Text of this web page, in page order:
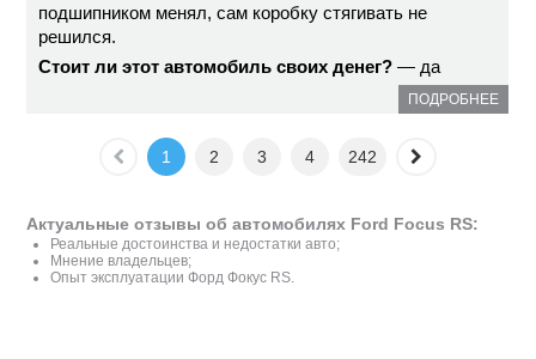
подшипником менял, сам коробку стягивать не
решился.
Стоит ли этот автомобиль своих денег? — да
ПОДРОБНЕЕ
1 2 3 4 242
Актуальные отзывы об автомобилях Ford Focus RS:
Реальные достоинства и недостатки авто;
Мнение владельцев;
Опыт эксплуатации Форд Фокус RS.